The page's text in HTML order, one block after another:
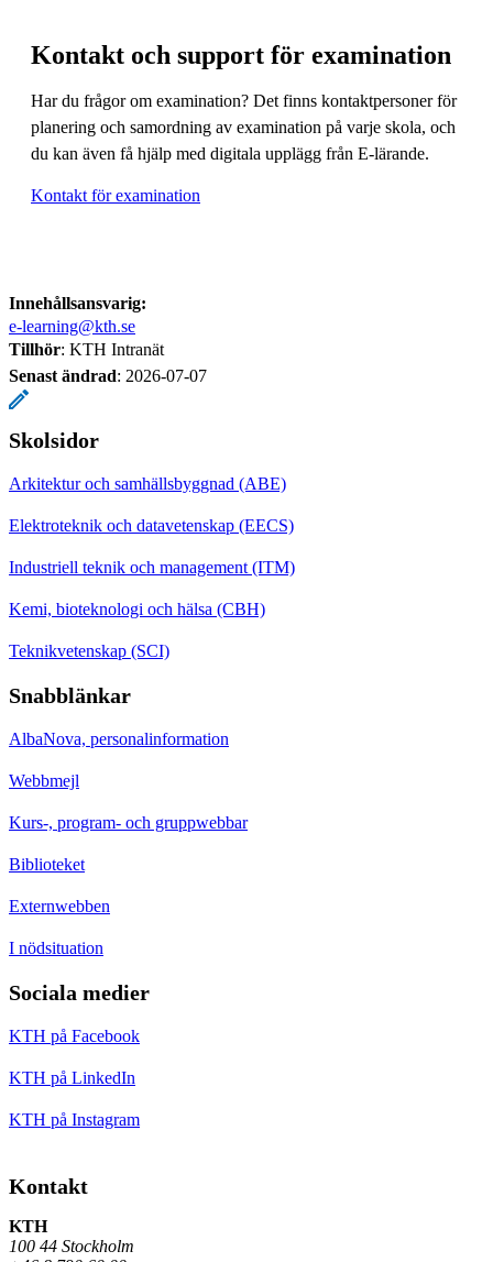
Kontakt och support för examination
Har du frågor om examination? Det finns kontaktpersoner för
planering och samordning av examination på varje skola, och
du kan även få hjälp med digitala upplägg från E-lärande.
Kontakt för examination
Innehållsansvarig:
e-learning@kth.se
Tillhör: KTH Intranät
Senast ändrad: 2026-07-07
Skolsidor
Arkitektur och samhällsbyggnad (ABE)
Elektroteknik och datavetenskap (EECS)
Industriell teknik och management (ITM)
Kemi, bioteknologi och hälsa (CBH)
Teknikvetenskap (SCI)
Snabblänkar
AlbaNova, personalinformation
Webbmejl
Kurs-, program- och gruppwebbar
Biblioteket
Externwebben
I nödsituation
Sociala medier
KTH på Facebook
KTH på LinkedIn
KTH på Instagram
Kontakt
KTH
100 44 Stockholm